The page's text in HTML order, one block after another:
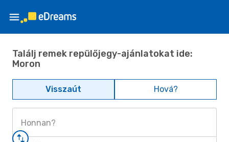
Találj remek repülőjegy-ajánlatokat ide:
Moron
Visszaút Hová?
Honnan?